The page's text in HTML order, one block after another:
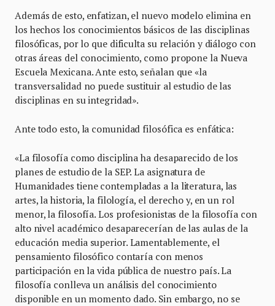
Además de esto, enfatizan, el nuevo modelo elimina en
los hechos los conocimientos básicos de las disciplinas
filosóficas, por lo que dificulta su relación y diálogo con
otras áreas del conocimiento, como propone la Nueva
Escuela Mexicana. Ante esto, señalan que «la
transversalidad no puede sustituir al estudio de las
disciplinas en su integridad».
Ante todo esto, la comunidad filosófica es enfática:
«La filosofía como disciplina ha desaparecido de los
planes de estudio de la SEP. La asignatura de
Humanidades tiene contempladas a la literatura, las
artes, la historia, la filología, el derecho y, en un rol
menor, la filosofía. Los profesionistas de la filosofía con
alto nivel académico desaparecerían de las aulas de la
educación media superior. Lamentablemente, el
pensamiento filosófico contaría con menos
participación en la vida pública de nuestro país. La
filosofía conlleva un análisis del conocimiento
disponible en un momento dado. Sin embargo, no se